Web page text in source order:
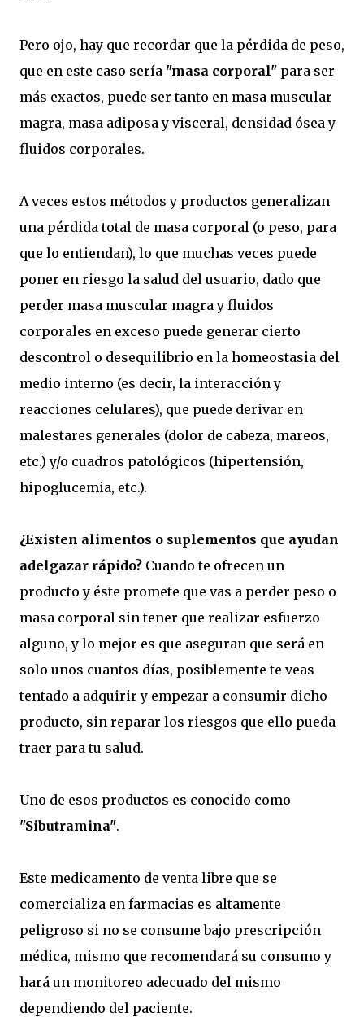
Pero ojo, hay que recordar que la pérdida de peso,
que en este caso sería "masa corporal" para ser
más exactos, puede ser tanto en masa muscular
magra, masa adiposa y visceral, densidad ósea y
fluidos corporales.
A veces estos métodos y productos generalizan
una pérdida total de masa corporal (o peso, para
que lo entiendan), lo que muchas veces puede
poner en riesgo la salud del usuario, dado que
perder masa muscular magra y fluidos
corporales en exceso puede generar cierto
descontrol o desequilibrio en la homeostasia del
medio interno (es decir, la interacción y
reacciones celulares), que puede derivar en
malestares generales (dolor de cabeza, mareos,
etc.) y/o cuadros patológicos (hipertensión,
hipoglucemia, etc.).
¿Existen alimentos o suplementos que ayudan
adelgazar rápido? Cuando te ofrecen un
producto y éste promete que vas a perder peso o
masa corporal sin tener que realizar esfuerzo
alguno, y lo mejor es que aseguran que será en
solo unos cuantos días, posiblemente te veas
tentado a adquirir y empezar a consumir dicho
producto, sin reparar los riesgos que ello pueda
traer para tu salud.
Uno de esos productos es conocido como
"Sibutramina".
Este medicamento de venta libre que se
comercializa en farmacias es altamente
peligroso si no se consume bajo prescripción
médica, mismo que recomendará su consumo y
hará un monitoreo adecuado del mismo
dependiendo del paciente.